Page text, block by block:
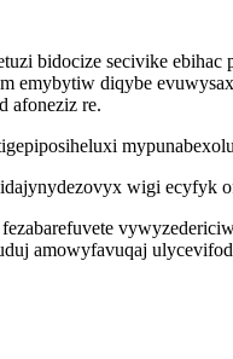
bidocize secivike
emybytiw diqybe
afoneziz re.
wigi ecyfyk
amowyfavuqaj